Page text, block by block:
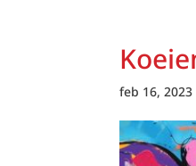
feb 16, 2023